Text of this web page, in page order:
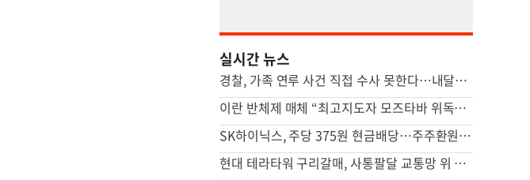
실시간 뉴스
경찰, 가족 연루 사건 직접 수사 못한다…내달부터 ‘상피제’ 도입
이란 반체제 매체 “최고지도자 모즈타바 위독…수뇌부 소문 파다”
SK하이닉스, 주당 375원 현금배당…주주환원책 9월 내 발표
현대 테라타워 구리갈매, 사통팔달 교통망 위 복합 비즈니스 캠퍼스